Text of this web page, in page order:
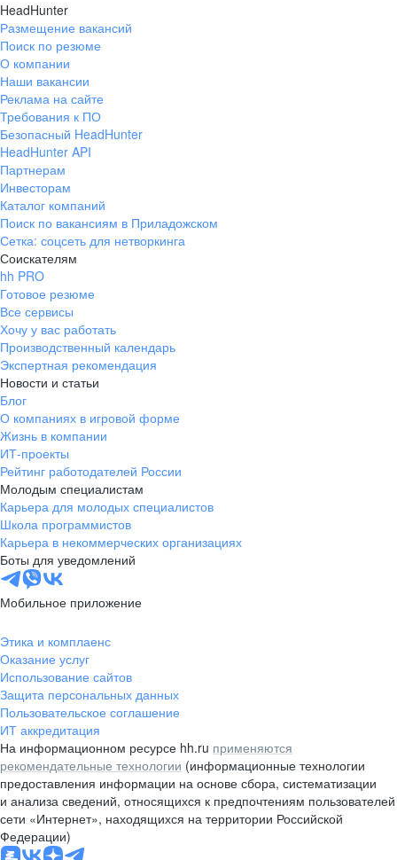
HeadHunter
Размещение вакансий
Поиск по резюме
О компании
Наши вакансии
Реклама на сайте
Требования к ПО
Безопасный HeadHunter
HeadHunter API
Партнерам
Инвесторам
Каталог компаний
Поиск по вакансиям в Приладожском
Сетка: соцсеть для нетворкинга
Соискателям
hh PRO
Готовое резюме
Все сервисы
Хочу у вас работать
Производственный календарь
Экспертная рекомендация
Новости и статьи
Блог
О компаниях в игровой форме
Жизнь в компании
ИТ-проекты
Рейтинг работодателей России
Молодым специалистам
Карьера для молодых специалистов
Школа программистов
Карьера в некоммерческих организациях
Боты для уведомлений
Мобильное приложение
Этика и комплаенс
Оказание услуг
Использование сайтов
Защита персональных данных
Пользовательское соглашение
ИТ аккредитация
На информационном ресурсе hh.ru применяются
рекомендательные технологии (информационные технологии
предоставления информации на основе сбора, систематизации
и анализа сведений, относящихся к предпочтениям пользователей
сети «Интернет», находящихся на территории Российской
Федерации)